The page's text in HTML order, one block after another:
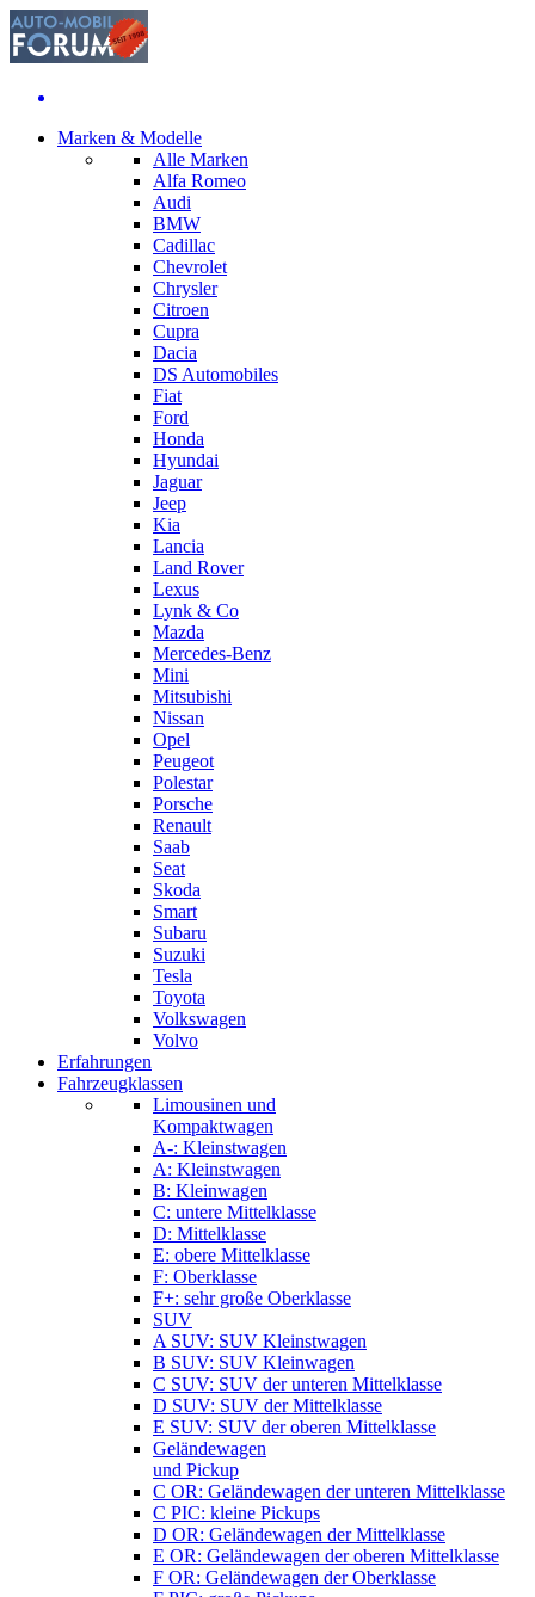
Marken & Modelle
Alle Marken
Alfa Romeo
Audi
BMW
Cadillac
Chevrolet
Chrysler
Citroen
Cupra
Dacia
DS Automobiles
Fiat
Ford
Honda
Hyundai
Jaguar
Jeep
Kia
Lancia
Land Rover
Lexus
Lynk & Co
Mazda
Mercedes-Benz
Mini
Mitsubishi
Nissan
Opel
Peugeot
Polestar
Porsche
Renault
Saab
Seat
Skoda
Smart
Subaru
Suzuki
Tesla
Toyota
Volkswagen
Volvo
Erfahrungen
Fahrzeugklassen
Limousinen und
Kompaktwagen
A-: Kleinstwagen
A: Kleinstwagen
B: Kleinwagen
C: untere Mittelklasse
D: Mittelklasse
E: obere Mittelklasse
F: Oberklasse
F+: sehr große Oberklasse
SUV
A SUV: SUV Kleinstwagen
B SUV: SUV Kleinwagen
C SUV: SUV der unteren Mittelklasse
D SUV: SUV der Mittelklasse
E SUV: SUV der oberen Mittelklasse
Geländewagen
und Pickup
C OR: Geländewagen der unteren Mittelklasse
C PIC: kleine Pickups
D OR: Geländewagen der Mittelklasse
E OR: Geländewagen der oberen Mittelklasse
F OR: Geländewagen der Oberklasse